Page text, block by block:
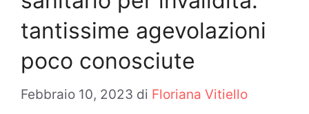
tantissime agevolazioni
poco conosciute
Febbraio 10, 2023 di Floriana Vitiello